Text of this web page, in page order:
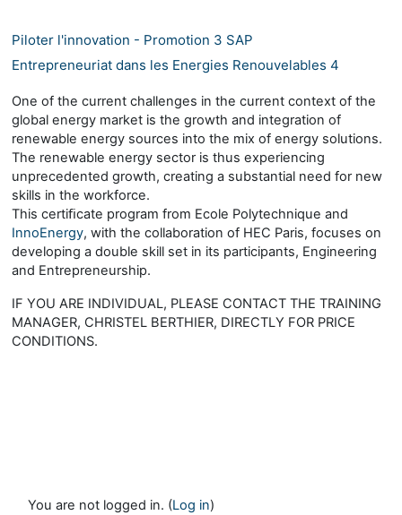
Piloter l'innovation - Promotion 3 SAP
Entrepreneuriat dans les Energies Renouvelables 4
One of the current challenges in the current context of the
global energy market is the growth and integration of
renewable energy sources into the mix of energy solutions.
The renewable energy sector is thus experiencing
unprecedented growth, creating a substantial need for new
skills in the workforce.
This certiﬁcate program from Ecole Polytechnique and
InnoEnergy, with the collaboration of HEC Paris, focuses on
developing a double skill set in its participants, Engineering
and Entrepreneurship.
IF YOU ARE INDIVIDUAL, PLEASE CONTACT THE TRAINING
MANAGER, CHRISTEL BERTHIER, DIRECTLY FOR PRICE
CONDITIONS.
You are not logged in. (Log in)